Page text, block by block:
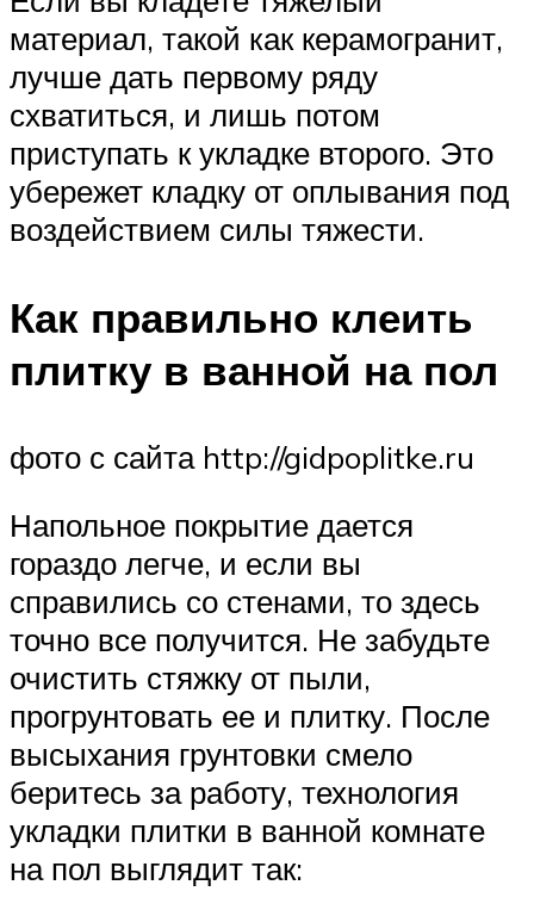
материал, такой как керамогранит,
лучше дать первому ряду
схватиться, и лишь потом
приступать к укладке второго. Это
убережет кладку от оплывания под
воздействием силы тяжести.
Как правильно клеить
плитку в ванной на пол
фото с сайта http://gidpoplitke.ru
Напольное покрытие дается
гораздо легче, и если вы
справились со стенами, то здесь
точно все получится. Не забудьте
очистить стяжку от пыли,
прогрунтовать ее и плитку. После
высыхания грунтовки смело
беритесь за работу, технология
укладки плитки в ванной комнате
на пол выглядит так: